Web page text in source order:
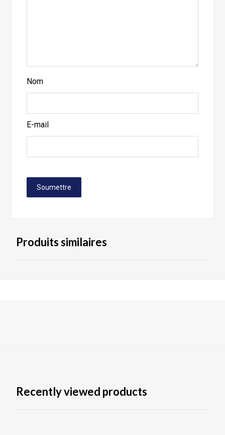
Nom
E-mail
Produits similaires
Recently viewed products